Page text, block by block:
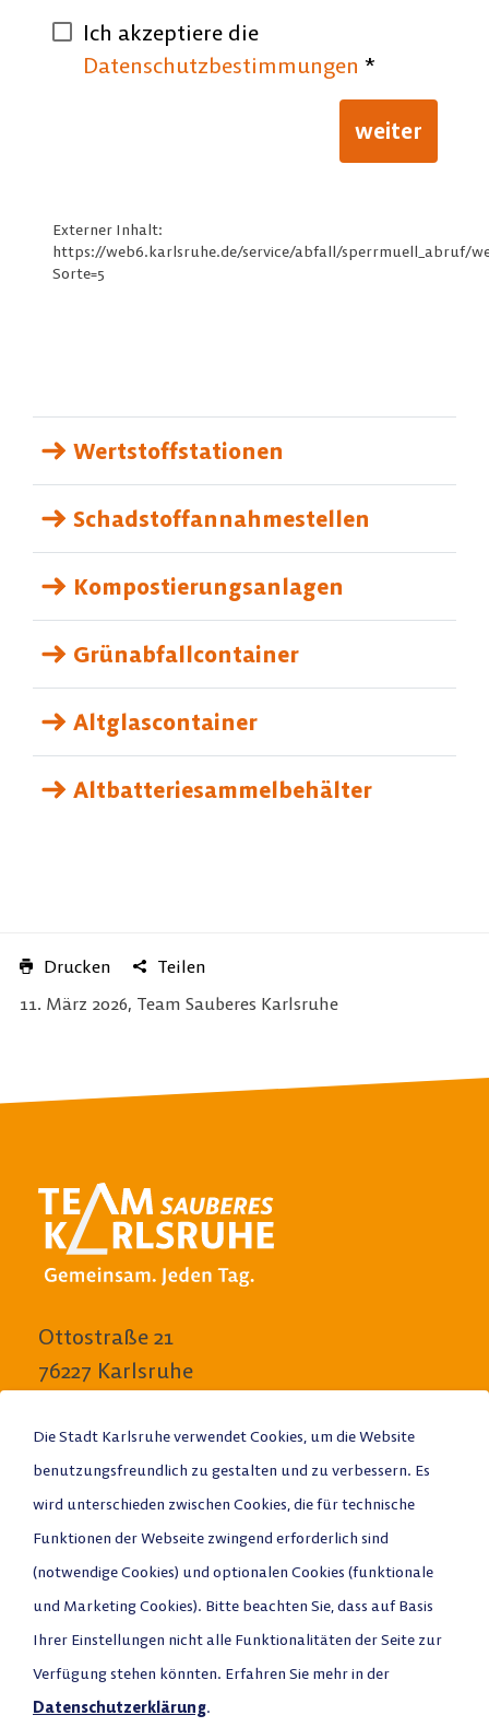
Externer Inhalt:
https://web6.karlsruhe.de/service/abfall/sperrmuell_abruf/
Sorte=5
Wertstoffstationen
Schadstoffannahmestellen
Kompostierungsanlagen
Grünabfallcontainer
Altglascontainer
Altbatteriesammelbehälter
Drucken
Teilen
11. März 2026, Team Sauberes Karlsruhe
Ottostraße 21
76227 Karlsruhe
E-Mail schreiben
Anrufen
Stadtplan
Datenschutz
Die Stadt Karlsruhe verwendet Cookies, um die Website
benutzungsfreundlich zu gestalten und zu verbessern. Es
wird unterschieden zwischen Cookies, die für technische
Funktionen der Webseite zwingend erforderlich sind
(notwendige Cookies) und optionalen Cookies (funktionale
und Marketing Cookies). Bitte beachten Sie, dass auf Basis
Ihrer Einstellungen nicht alle Funktionalitäten der Seite zur
Verfügung stehen könnten. Erfahren Sie mehr in der
Datenschutzerklärung.